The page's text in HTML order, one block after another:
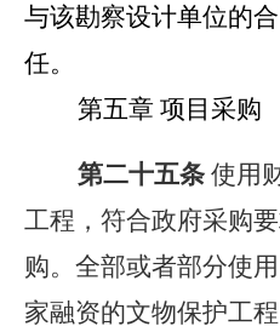
与该勘察设计单位的
任。
第五章 项目采购
第二十五条 使用
工程，符合政府采购
购。全部或者部分使
家融资的文物保护工